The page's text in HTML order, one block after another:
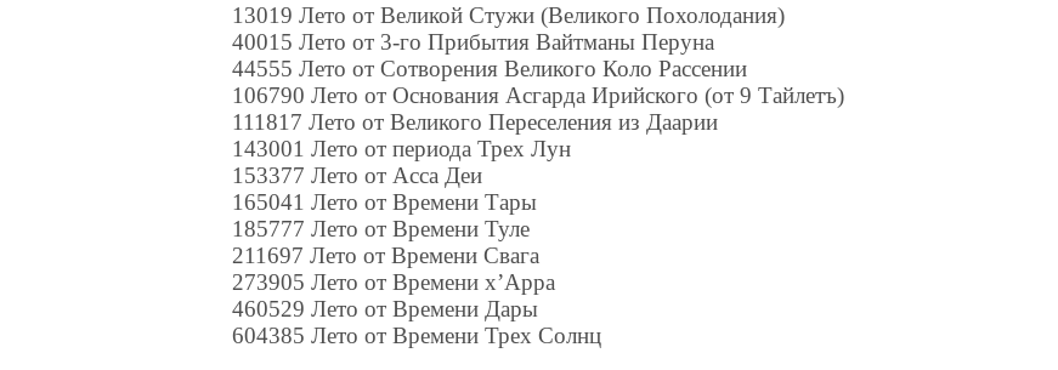
13019 Лето от Великой Стужи (Великого Похолодания)
40015 Лето от 3-го Прибытия Вайтманы Перуна
44555 Лето от Сотворения Великого Коло Рассении
106790 Лето от Основания Асгарда Ирийского (от 9 Тайлетъ)
111817 Лето от Великого Переселения из Даарии
143001 Лето от периода Трех Лун
153377 Лето от Асса Деи
165041 Лето от Времени Тары
185777 Лето от Времени Туле
211697 Лето от Времени Свага
273905 Лето от Времени х’Арра
460529 Лето от Времени Дары
604385 Лето от Времени Трех Солнц